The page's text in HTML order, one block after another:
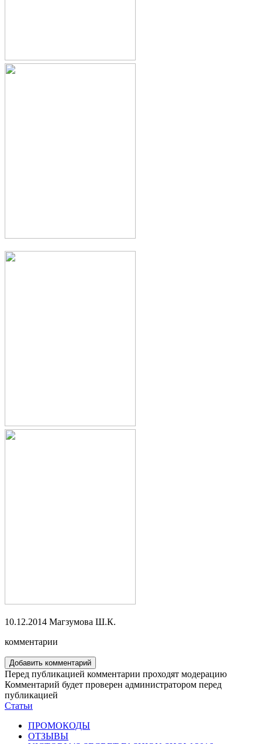
10.12.2014 Магзумова Ш.К.
комментарии
Добавить комментарий
Перед публикацией комментарии проходят модерацию
Комментарий будет проверен администратором перед
публикацией
Статьи
ПРОМОКОДЫ
ОТЗЫВЫ